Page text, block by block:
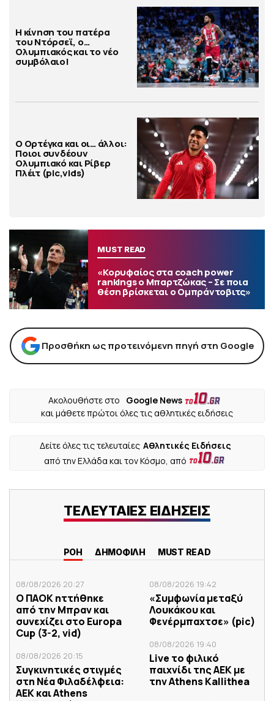
Η κίνηση του πατέρα
του Ντόρσεϊ, ο…
Ολυμπιακός και το νέο
συμβόλαιο!
Ο Ορτέγκα και οι… άλλοι:
Ποιοι συνδέουν
Ολυμπιακό και Ρίβερ
Πλέιτ (pic,vids)
MUST READ
«Κορυφαίος στα coach power
rankings ο Μπαρτζώκας – Σε ποια
θέση βρίσκεται ο Ομπράντοβιτς»
Προσθήκη ως προτεινόμενη πηγή στη Google
Ακολουθήστε στο
Google News
και μάθετε πρώτοι όλες τις αθλητικές ειδήσεις
Δείτε όλες τις τελευταίες Αθλητικές Ειδήσεις
από την Ελλάδα και τον Κόσμο, από
ΤΕΛΕΥΤΑΙΕΣ ΕΙΔΗΣΕΙΣ
ΡΟΗ ΔΗΜΟΦΙΛΗ MUST READ
08/08/2026 20:27
Ο ΠΑΟΚ ηττήθηκε
από την Μπραν και
συνεχίζει στο Europa
Cup (3-2, vid)
08/08/2026 20:15
Συγκινητικές στιγμές
στη Νέα Φιλαδέλφεια:
ΑΕΚ και Athens
08/08/2026 19:42
«Συμφωνία μεταξύ
Λουκάκου και
Φενέρμπαχτσε» (pic)
08/08/2026 19:40
Live το φιλικό
παιχνίδι της ΑΕΚ με
την Athens Kallithea